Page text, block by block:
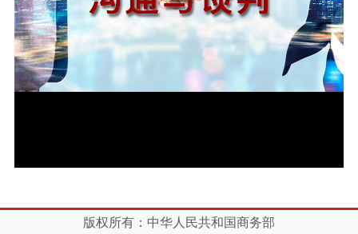
放
视
频
版权所有：中华人民共和国商务部